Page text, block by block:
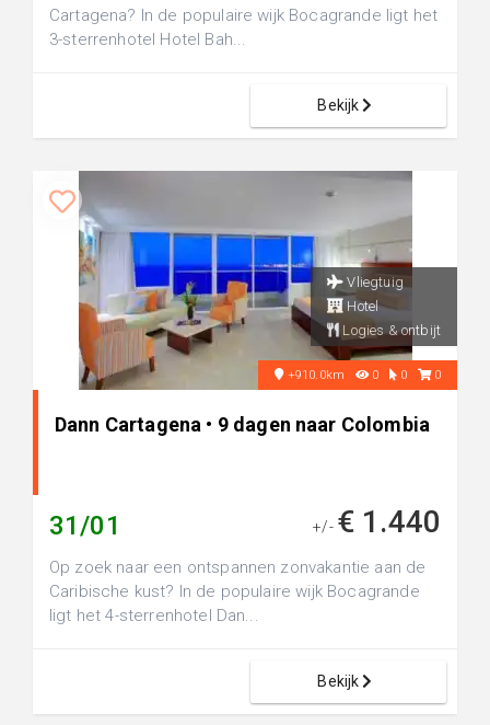
Cartagena? In de populaire wijk Bocagrande ligt het
3-sterrenhotel Hotel Bah...
Bekijk
Vliegtuig
Hotel
Logies & ontbijt
+910.0km 0 0 0
Dann Cartagena • 9 dagen naar Colombia
31/01 +/- € 1.440
Op zoek naar een ontspannen zonvakantie aan de
Caribische kust? In de populaire wijk Bocagrande
ligt het 4-sterrenhotel Dan...
Bekijk